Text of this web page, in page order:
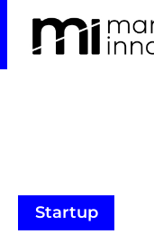
Startup